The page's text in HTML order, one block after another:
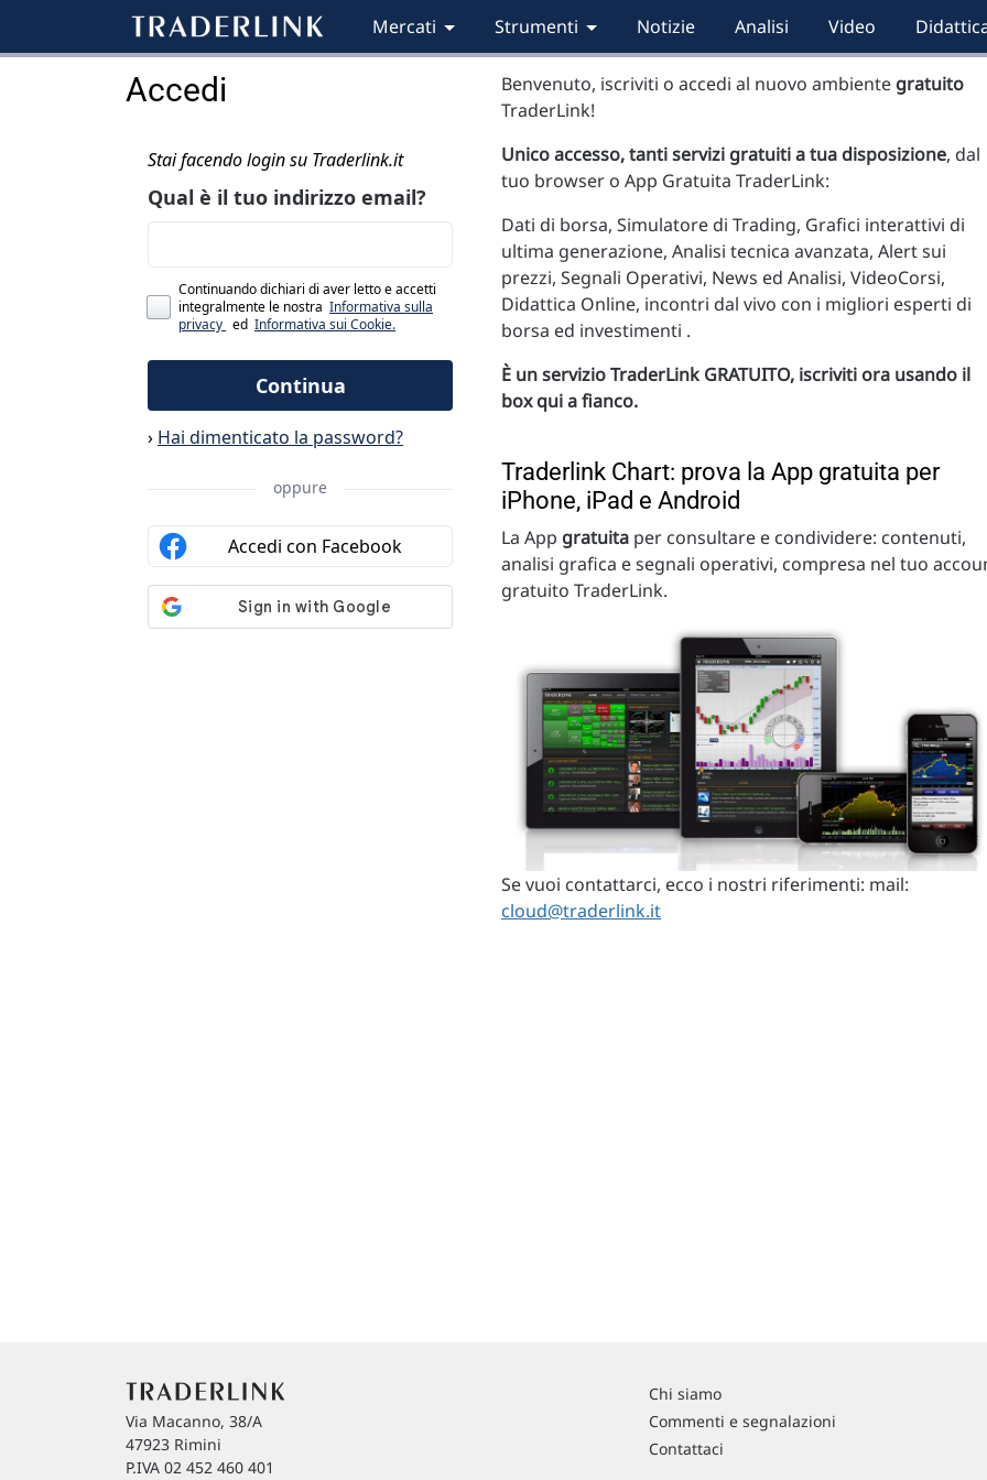
Mercati Strumenti Notizie Analisi Video
Accedi Benvenuto, iscriviti o accedi al nuovo ambiente gratuito
TraderLink!
Unico accesso, tanti servizi gratuiti a tua disposizione, dal
tuo browser o App Gratuita TraderLink:
Dati di borsa, Simulatore di Trading, Grafici interattivi di
ultima generazione, Analisi tecnica avanzata, Alert sui
prezzi, Segnali Operativi, News ed Analisi, VideoCorsi,
Didattica Online, incontri dal vivo con i migliori esperti di
borsa ed investimenti .
È un servizio TraderLink GRATUITO, iscriviti ora usando il
box qui a fianco.
Traderlink Chart: prova la App gratuita per
iPhone, iPad e Android
La App gratuita per consultare e condividere: contenuti,
analisi grafica e segnali operativi, compresa nel tuo
gratuito TraderLink.
Se vuoi contattarci, ecco i nostri riferimenti: mail:
cloud@traderlink.it
Via Macanno, 38/A
47923 Rimini
P.IVA 02 452 460 401
Chi siamo
Commenti e segnalazioni
Contattaci